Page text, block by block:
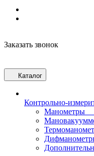
Заказать звонок
Каталог
Контрольно-
Манометры